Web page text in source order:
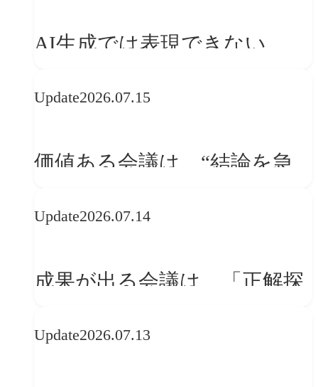
AI生成では表現できない
望
Update2026.07.15
価値ある会議は、“結論を急
場”である
Update2026.07.14
成果が出る会議は、「正解探
Update2026.07.13